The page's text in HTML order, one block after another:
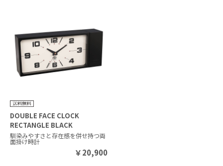
DOUBLE FACE CLOCK
RECTANGLE BLACK
馴染みやすさと存在感を併せ持つ両
面掛け時計
￥20,900